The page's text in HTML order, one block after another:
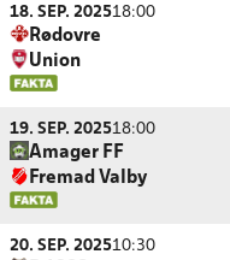
18. SEP. 202518:00
Rødovre
Union
19. SEP. 202518:00
Amager FF
Fremad Valby
20. SEP. 202510:30